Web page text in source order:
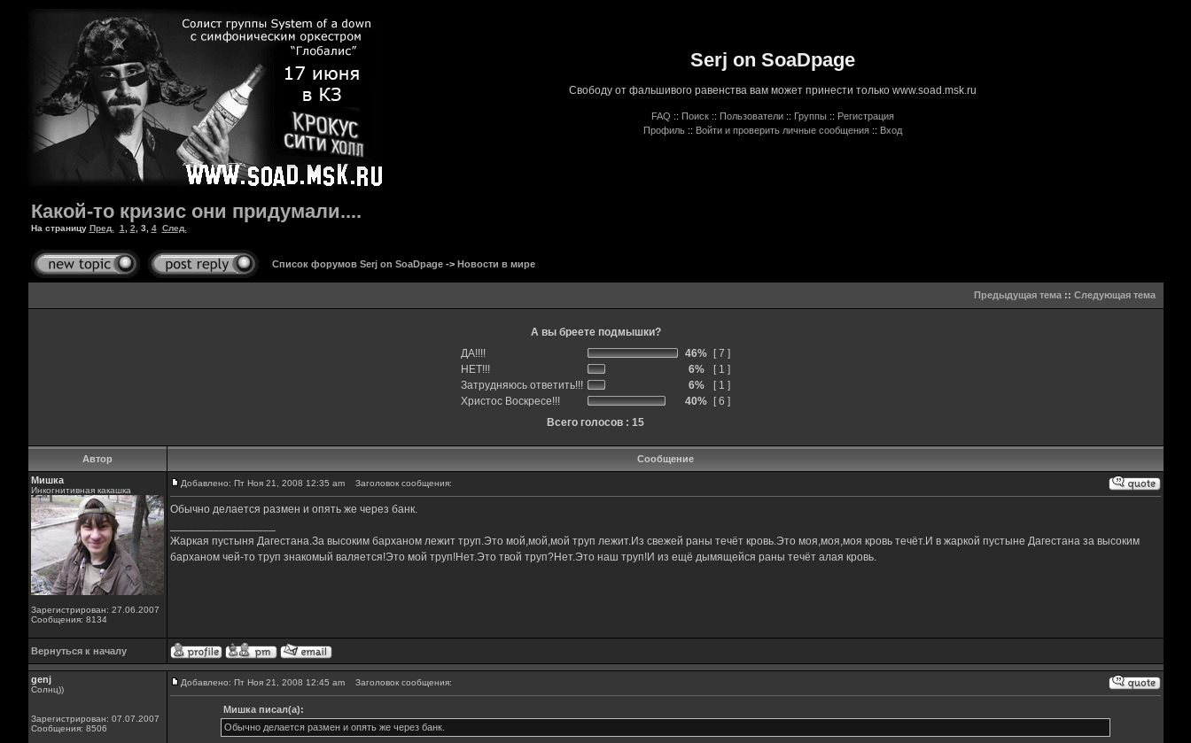
Serj on SoaDpage
Свободу от фальшивого равенства вам может принести только www.soad.msk.ru
FAQ :: Поиск :: Пользователи :: Группы :: Регистрация
Профиль :: Войти и проверить личные сообщения :: Вход
Какой-то кризис они придумали....
На страницу Пред. 1 2 3 4 След.
Список форумов Serj on SoaDpage-> Новости в мире
Предыдущая тема:: Следующая тема
А вы бреете подмышки?
ДА!!!!
46%
[ 7 ]
НЕТ!!!
6%
[ 1 ]
Затрудняюсь ответить!!!
6%
[ 1 ]
Христос Воскресе!!!
40%
[ 6 ]
Всего голосов : 15
Автор
Сообщение
Мишка
Инкогнитивная какашка
Зарегистрирован: 27.06.2007
Сообщения: 8134
Добавлено: Пт Ноя 21, 2008 12:35 am Заголовок сообщения:
Обычно делается размен и опять же через банк.
Жаркая пустыня Дагестана.За высоким барханом лежит труп.Это мой,мой,мой труп лежит.Из свежей раны течёт кровь.Это моя,моя,моя кровь течёт.И в жаркой пустыне Дагестана за высоким
барханом чей-то труп знакомый валяется!Это мой труп!Нет.Это твой труп?Нет.Это наш труп!И из ещё дымящейся раны течёт алая кровь.
Вернуться к началу
genj
Солнц))
Зарегистрирован: 07.07.2007
Сообщения: 8506
Добавлено: Пт Ноя 21, 2008 12:45 am Заголовок сообщения:
Мишка писал(а):
Обычно делается размен и опять же через банк.